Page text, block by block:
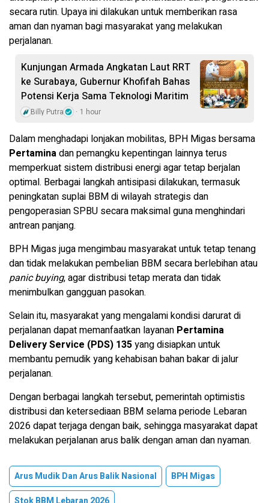
secara rutin. Upaya ini dilakukan untuk memberikan rasa
aman dan nyaman bagi masyarakat yang melakukan
perjalanan.
Kunjungan Armada Angkatan Laut RRT
ke Surabaya, Gubernur Khofifah Bahas
Potensi Kerja Sama Teknologi Maritim
Billy Putra 1 hour
Dalam menghadapi lonjakan mobilitas, BPH Migas bersama
Pertaminadan pemangku kepentingan lainnya terus
memperkuat sistem distribusi energi agar tetap berjalan
optimal. Berbagai langkah antisipasi dilakukan, termasuk
peningkatan suplai BBM di wilayah strategis dan
pengoperasian SPBU secara maksimal guna menghindari
antrean panjang.
BPH Migas juga mengimbau masyarakat untuk tetap tenang
dan tidak melakukan pembelian BBM secara berlebihan atau
panic buying, agar distribusi tetap merata dan tidak
menimbulkan gangguan pasokan.
Selain itu, masyarakat yang mengalami kondisi darurat di
perjalanan dapat memanfaatkan layanan Pertamina
Delivery Service (PDS) 135yang disiapkan untuk
membantu pemudik yang kehabisan bahan bakar di jalur
perjalanan.
Dengan berbagai langkah tersebut, pemerintah optimistis
distribusi dan ketersediaan BBM selama periode Lebaran
2026 dapat terjaga dengan baik, sehingga masyarakat dapat
melakukan perjalanan arus balik dengan aman dan nyaman.
Arus Mudik Dan Arus Balik Nasional
BPH Migas